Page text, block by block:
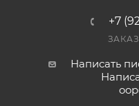
+7
Написать